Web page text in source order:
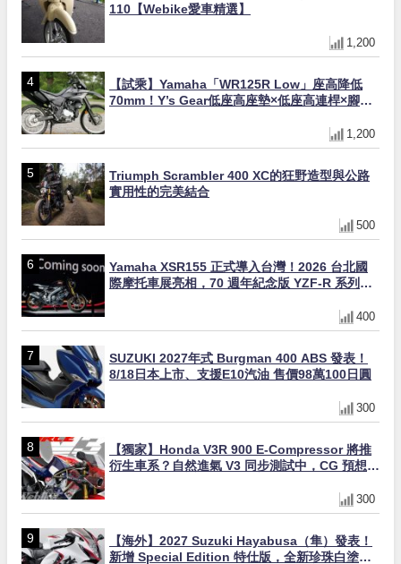
110【Webike愛車精選】
1,200
【試乘】Yamaha「WR125R Low」座高降低
70mm！Y’s Gear低座高座墊×低座高連桿×腳踏
1,200
Triumph Scrambler 400 XC的狂野造型與公路
實用性的完美結合
500
Yamaha XSR155 正式導入台灣！2026 台北國
際摩托車展亮相，70 週年紀念版 YZF-R 系列限
400
SUZUKI 2027年式 Burgman 400 ABS 發表！
8/18日本上市、支援E10汽油 售價98萬100日圓
300
【獨家】Honda V3R 900 E-Compressor 將推
衍生車系？自然進氣 V3 同步測試中，CG 預想曝
300
【海外】2027 Suzuki Hayabusa（隼）發表！
新增 Special Edition 特仕版，全新珍珠白塗裝